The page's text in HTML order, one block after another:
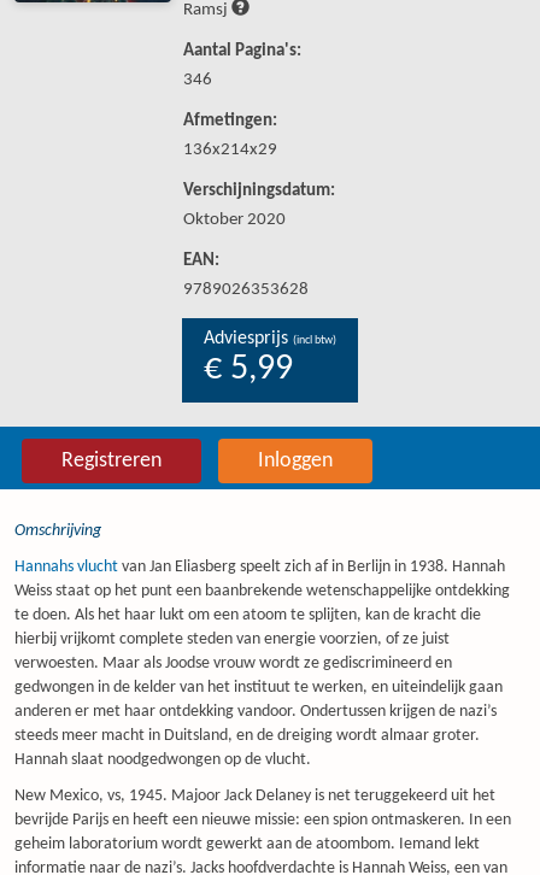
Ramsj
Aantal Pagina's:
346
Afmetingen:
136x214x29
Verschijningsdatum:
Oktober 2020
EAN:
9789026353628
Adviesprijs (incl btw)
€ 5,99
Registreren Inloggen
Omschrijving
Hannahs vlucht van Jan Eliasberg speelt zich af in Berlijn in 1938. Hannah
Weiss staat op het punt een baanbrekende wetenschappelijke ontdekking
te doen. Als het haar lukt om een atoom te splijten, kan de kracht die
hierbij vrijkomt complete steden van energie voorzien, of ze juist
verwoesten. Maar als Joodse vrouw wordt ze gediscrimineerd en
gedwongen in de kelder van het instituut te werken, en uiteindelijk gaan
anderen er met haar ontdekking vandoor. Ondertussen krijgen de nazi’s
steeds meer macht in Duitsland, en de dreiging wordt almaar groter.
Hannah slaat noodgedwongen op de vlucht.
New Mexico, vs, 1945. Majoor Jack Delaney is net teruggekeerd uit het
bevrijde Parijs en heeft een nieuwe missie: een spion ontmaskeren. In een
geheim laboratorium wordt gewerkt aan de atoombom. Iemand lekt
informatie naar de nazi’s. Jacks hoofdverdachte is Hannah Weiss, een van